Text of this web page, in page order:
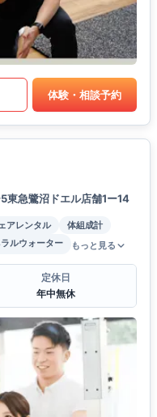
体験・相談予約
東急鷺沼ドエル店舗1ー14
アレンタル
体組成計
ラルウォーター もっと見る
定休日
年中無休